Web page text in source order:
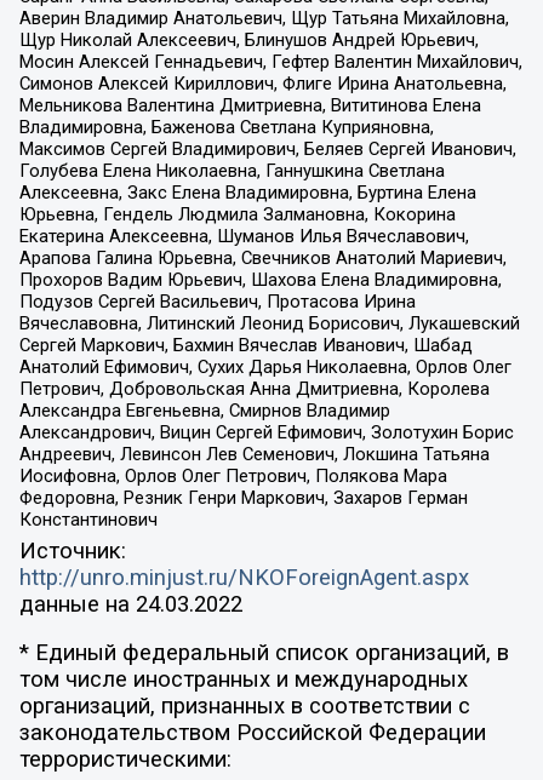
Аверин Владимир Анатольевич, Щур Татьяна Михайловна,
Щур Николай Алексеевич, Блинушов Андрей Юрьевич,
Мосин Алексей Геннадьевич, Гефтер Валентин Михайлович,
Симонов Алексей Кириллович, Флиге Ирина Анатольевна,
Мельникова Валентина Дмитриевна, Вититинова Елена
Владимировна, Баженова Светлана Куприяновна,
Максимов Сергей Владимирович, Беляев Сергей Иванович,
Голубева Елена Николаевна, Ганнушкина Светлана
Алексеевна, Закс Елена Владимировна, Буртина Елена
Юрьевна, Гендель Людмила Залмановна, Кокорина
Екатерина Алексеевна, Шуманов Илья Вячеславович,
Арапова Галина Юрьевна, Свечников Анатолий Мариевич,
Прохоров Вадим Юрьевич, Шахова Елена Владимировна,
Подузов Сергей Васильевич, Протасова Ирина
Вячеславовна, Литинский Леонид Борисович, Лукашевский
Сергей Маркович, Бахмин Вячеслав Иванович, Шабад
Анатолий Ефимович, Сухих Дарья Николаевна, Орлов Олег
Петрович, Добровольская Анна Дмитриевна, Королева
Александра Евгеньевна, Смирнов Владимир
Александрович, Вицин Сергей Ефимович, Золотухин Борис
Андреевич, Левинсон Лев Семенович, Локшина Татьяна
Иосифовна, Орлов Олег Петрович, Полякова Мара
Федоровна, Резник Генри Маркович, Захаров Герман
Константинович
Источник:
http://unro.minjust.ru/NKOForeignAgent.aspx
данные на 24.03.2022
* Единый федеральный список организаций, в
том числе иностранных и международных
организаций, признанных в соответствии с
законодательством Российской Федерации
террористическими: